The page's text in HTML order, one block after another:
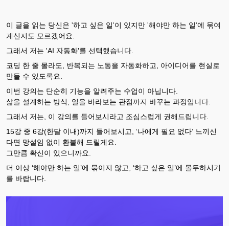
이 글을 읽는 당신은 '하고 싶은 일'이 있지만 '해야만 하는 일'에 묶여
계신지도 모르겠어요.
그래서 저는 'AI 자동화'를 선택했습니다.
코딩 한 줄 몰라도, 반복되는 노동을 자동화하고, 아이디어를 현실로
만들 수 있도록요.
이번 강의는 단순히 기능을 알려주는 수업이 아닙니다.
삶을 설계하는 방식, 일을 바라보는 관점까지 바꾸는 과정입니다.
그래서 저는, 이 강의를 들어보시라고 조심스럽게 권해드립니다.
15강 중 6강(한달 이내)까지 들어보시고, ‘나에게 필요 없다’ 느끼신
다면 망설임 없이 환불해 드릴게요.
그만큼 확신이 있으니까요.
더 이상 ‘해야만 하는 일’에 묶이지 않고, ‘하고 싶은 일’에 몰두하시기
를 바랍니다.